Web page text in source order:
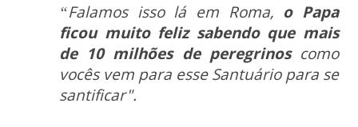
“Falamos isso lá em Roma, o Papa
ficou muito feliz sabendo que mais
de 10 milhões de peregrinos como
vocês vem para esse Santuário para se
santificar".